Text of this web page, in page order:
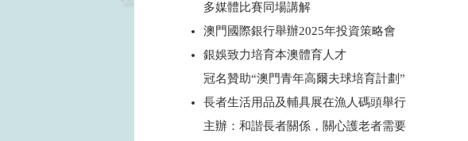
多媒體比賽同場講解
澳門國際銀行舉辦2025年投資策略會
銀娛致力培育本澳體育人才
冠名贊助“澳門青年高爾夫球培育計劃”
長者生活用品及輔具展在漁人碼頭舉行
主辦：和諧長者關係，關心護老者需要